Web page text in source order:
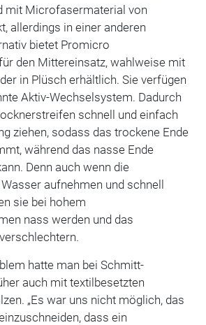
mit Microfasermaterial von
allerdings in einer anderen
bietet Promicro
den Mittereinsatz, wahlweise mit
in Plüsch erhältlich. Sie verfügen
Aktiv-Wechselsystem. Dadurch
schnell und einfach
ziehen, sodass das trockene Ende
während das nasse Ende
Denn auch wenn die
aufnehmen und schnell
sie bei hohem
nass werden und das
hatte man bei Schmitt-
auch mit textilbesetzten
„Es war uns nicht möglich, das
dass ein